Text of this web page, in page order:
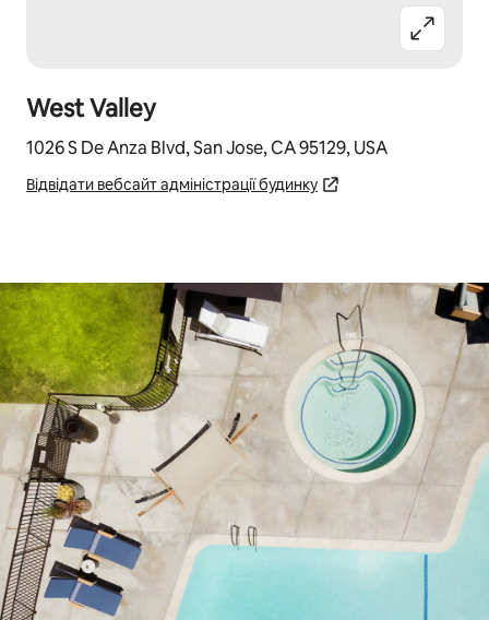
West Valley
1026 S De Anza Blvd, San Jose, CA 95129, USA
Відвідати вебсайт адміністрації будинку